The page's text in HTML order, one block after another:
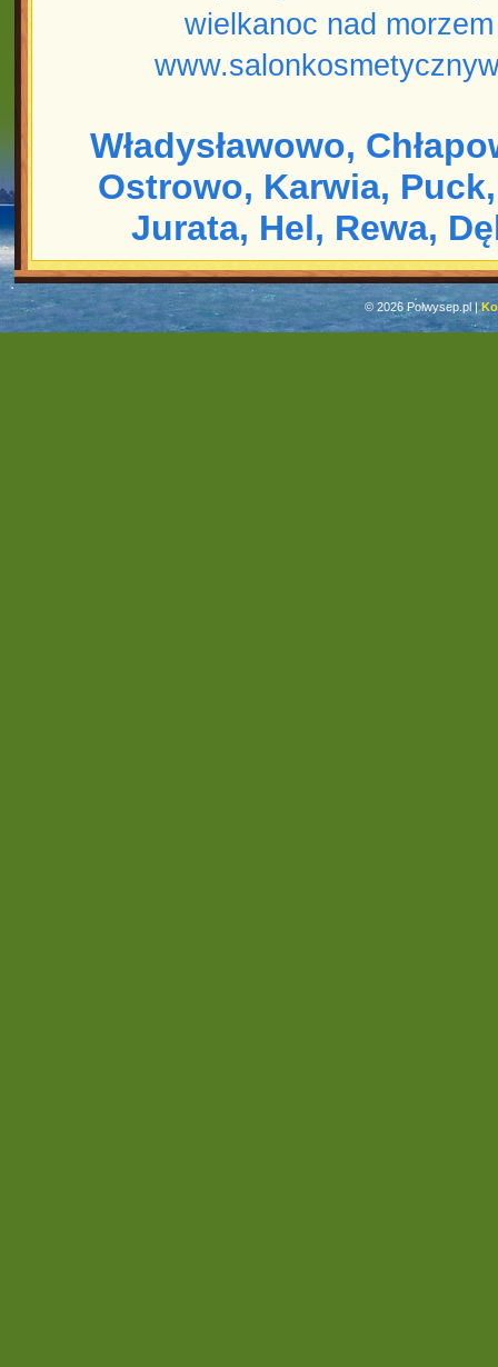
wielkanoc nad
Władysławowo,
Ostrowo, Karwia, Puck,
Jurata, Hel, Rewa,
© 2026 Polwysep.pl |